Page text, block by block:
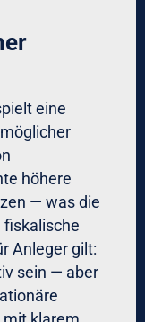
eine
höhere
— was die
fiskalische
Anleger gilt:
sein — aber